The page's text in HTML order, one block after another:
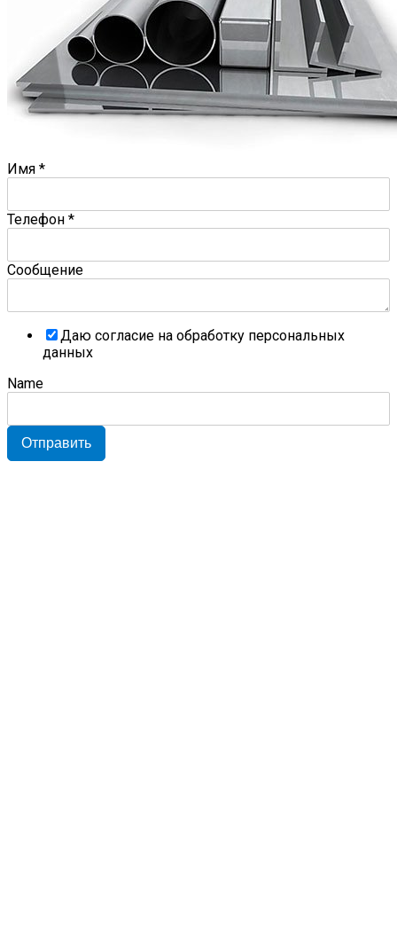
Имя *
Телефон *
Сообщение
Даю согласие на обработку персональных
данных
Name
Отправить